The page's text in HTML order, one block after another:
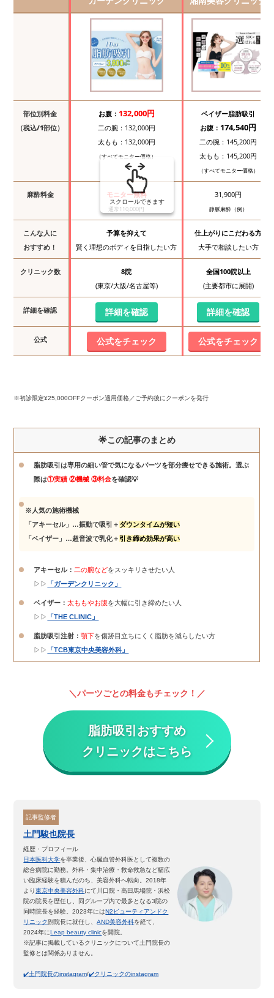
部位別料金
（税込/1部位）
お腹： 132,000円
二の腕：132,000円
太もも：132,000円
（すべてモニター価格）
ベイザー脂肪吸引
お腹： 174,540円
二の腕：145,200円
太もも：145,200円
（すべてモニター価格）
麻酔料金 モニター無料
通常110,000円
31,900円
静脈麻酔（例）
こんな人に
おすすめ！
予算を抑えて
賢く理想のボディを目指したい方
仕上がりにこだわる方
大手で相談したい方
クリニック数
8院
(東京/大阪/名古屋等)
全国100院以上
(主要都市に展開)
詳細を確認 詳細を確認 詳細を確認
公式 公式をチェック 公式をチェック
スクロールできます
※初診限定¥25,000OFFクーポン適用価格／ご予約後にクーポンを発行
🌟この記事のまとめ
脂肪吸引は専用の細い管で気になるパーツを部分痩せできる施術。選ぶ
際は①実績 ②機械 ③料金を確認💡
※人気の施術機械
「アキーセル」…振動で吸引＋ ダウンタイムが短い
「ベイザー」…超音波で乳化＋ 引き締め効果が高い
アキーセル： 二の腕などをスッキリさせたい人
▷▷
「ガーデンクリニック」
ベイザー：太ももやお腹を大幅に引き締めたい人
▷▷
「THE CLINIC」
脂肪吸引注射：顎下を傷跡目立ちにくく脂肪を減らしたい方
▷▷
「TCB東京中央美容外科」
パーツごとの料金もチェック！
脂肪吸引おすすめ
クリニックはこちら
記事監修者
土門駿也院長
経歴・プロフィール
日本医科大学を卒業後、心臓血管外科医として複数の
総合病院に勤務。外科・集中治療・救命救急など幅広
い臨床経験を積んだのち、美容外科へ転向。2018年
より東京中央美容外科にて川口院・高田馬場院・浜松
院の院長を歴任し、同グループ内で最多となる3院の
同時院長を経験。2023年にはN2ビューティアンドク
リニック副院長に就任し、AND美容外科を経て、
2024年にLeap beauty clinicを開院。
※記事に掲載しているクリニックについて土門院長の
監修とは関係ありません。
✔️土門院長のinstagram/✔️クリニックのinstagram